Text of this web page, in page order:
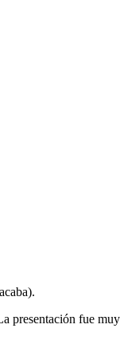
presentación fue